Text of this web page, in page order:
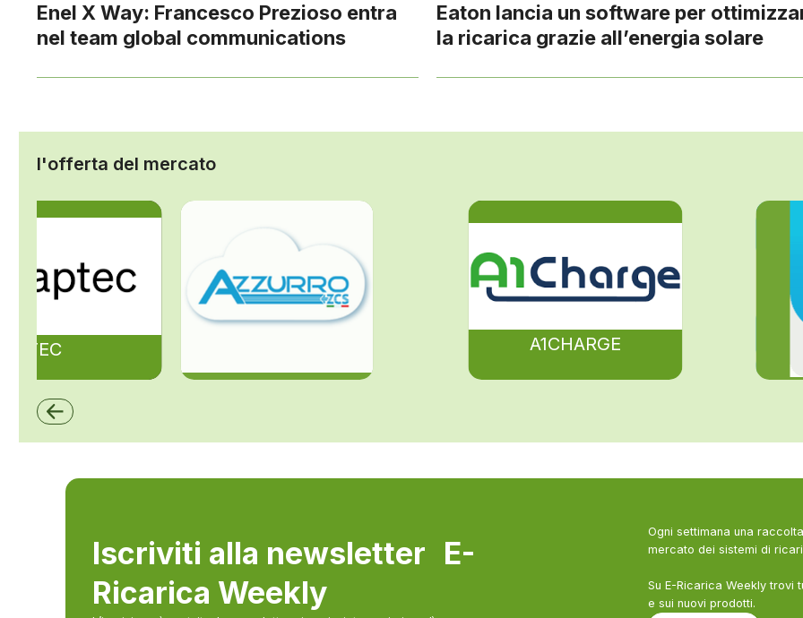
Enel X Way: Francesco Prezioso entra
nel team global communications
Eaton lancia un software per
la ricarica grazie all’energia solare
l'offerta del mercato
A1CHARGE
ZCS Azzurro
Iscriviti alla newsletter E-
Ricarica Weekly
Ogni settimana una
mercato dei sistemi di
Su E-Ricarica Weekly trovi
e sui nuovi prodotti.